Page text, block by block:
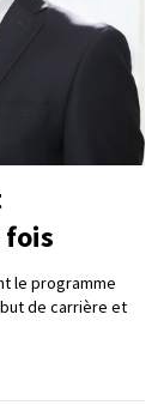
fois
le programme
de carrière et